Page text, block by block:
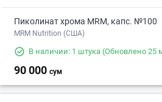
Пиколинат хрома MRM, капс. №100
MRM Nutrition (США)
В наличии: 1 штука (Обновлено 25
90 000 сум